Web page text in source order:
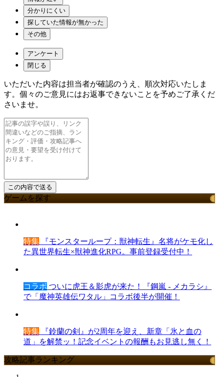
分かりにくい
探していた情報が無かった
その他
アンケート
閉じる
いただいた内容は担当者が確認のうえ、順次対応いたしま
す。個々のご意見にはお返事できないことを予めご了承くだ
さいませ。
ゲームを探す
特集 『モンスターループ：獣神転生』名将がケモ化し
た異世界転生×獣神進化RPG。事前登録受付中！
コラボ ついに虎王＆影虎が来た！『鋼嵐 - メカラシ』
で「魔神英雄伝ワタル」コラボ後半が開催！
特集 『鈴蘭の剣』が2周年を迎え、新章「氷と血の
道」を解禁ッ！記念イベントの報酬もお見逃し無く！
攻略記事ランキング